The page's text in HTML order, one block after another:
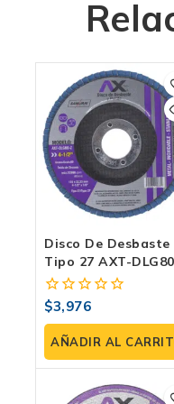
Disco De Desbaste
Tipo 27 AXT-
4 1/2″ (115×22.23
Zirconia Grano 80
Para Metal/Inox –
13,300 Rpm
0
fuera
de
5
$3,976
AÑADIR AL